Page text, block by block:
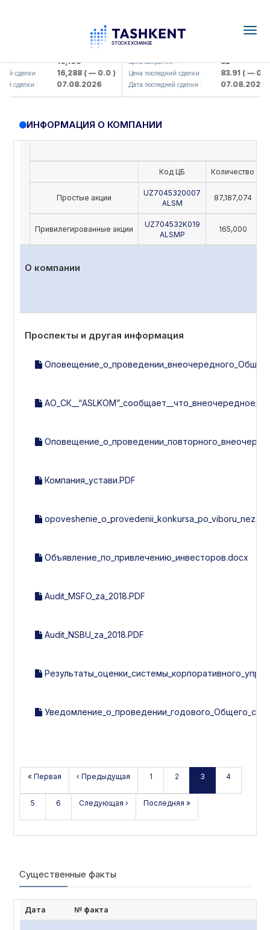
: 16,100
сделки : 16,288( — 0.0 )
сделки : 07.08.2026
KFSK (<Kafolat sug'urta
Цена закрытия : 82
Цена последний сделки : 83.91( — 0.0 )
Дата последней сделки : 07.08.2026
ИНФОРМАЦИЯ О КОМПАНИИ
Код ЦБ Количество
Простые акции
UZ7045320007
ALSM
87,187,074
Привилегированные акции
UZ704532K019
ALSMP
165,000
О компании
Проспекты и другая информация
Компания_устави.PDF
Объявление_по_привлечению_инвесторов.docx
Audit_MSFO_za_2018.PDF
Audit_NSBU_za_2018.PDF
« Первая ‹ Предыдущая 1 2 3 4
5 6 Следующая › Последняя »
Существенные факты
Дата № факта